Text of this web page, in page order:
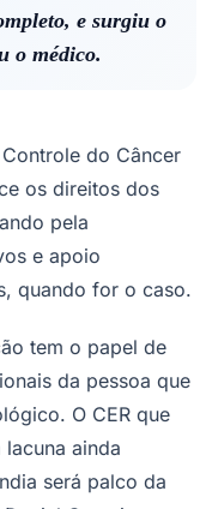
e surgiu o
o médico.
do Câncer
os direitos dos
pela
e apoio
quando for o caso.
tem o papel de
da pessoa que
O CER que
ainda
será palco da